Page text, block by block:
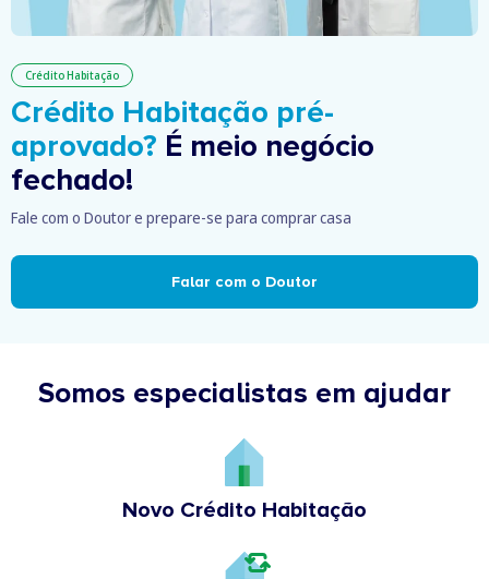
Crédito Habitação
Crédito Habitação pré-
aprovado? É meio negócio
fechado!
Fale com o Doutor e prepare-se para comprar casa
Falar com o Doutor
Somos especialistas em ajudar
Novo Crédito Habitação